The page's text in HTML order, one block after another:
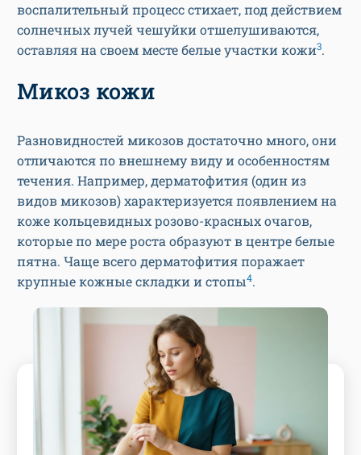
воспалительный процесс стихает, под действием
солнечных лучей чешуйки отшелушиваются,
оставляя на своем месте белые участки кожи3.
Микоз кожи
Разновидностей микозов достаточно много, они
отличаются по внешнему виду и особенностям
течения. Например, дерматофития (один из
видов микозов) характеризуется появлением на
коже кольцевидных розово-красных очагов,
которые по мере роста образуют в центре белые
пятна. Чаще всего дерматофития поражает
крупные кожные складки и стопы4.